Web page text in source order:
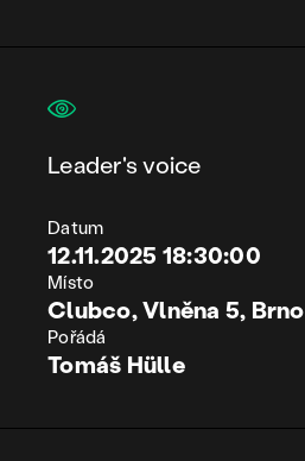
Leader's voice
Datum
12.11.2025 18:30:00
Místo
Clubco, Vlněna 5, Brno
Pořádá
Tomáš Hülle